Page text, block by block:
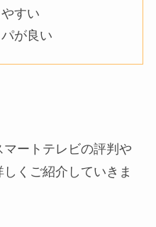
すい
が良い
ートテレビの評判や
くご紹介していきま